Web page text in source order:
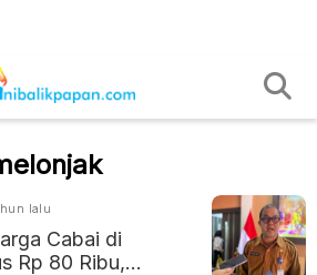
lalu
Cabai di
Rp 80 Ribu,